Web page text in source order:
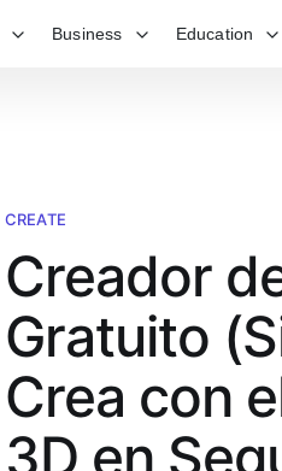
Business Education
CREATE
Creador
Gratuito
Crea con
3D en